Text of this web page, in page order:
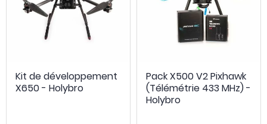
Kit de développement
X650 - Holybro
Pack X500 V2 Pixhawk
(Télémétrie 433 MHz) -
Holybro